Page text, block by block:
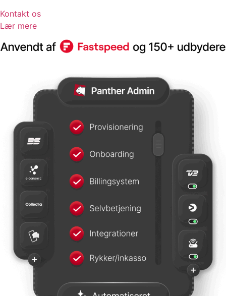
Kontakt os
Lær mere